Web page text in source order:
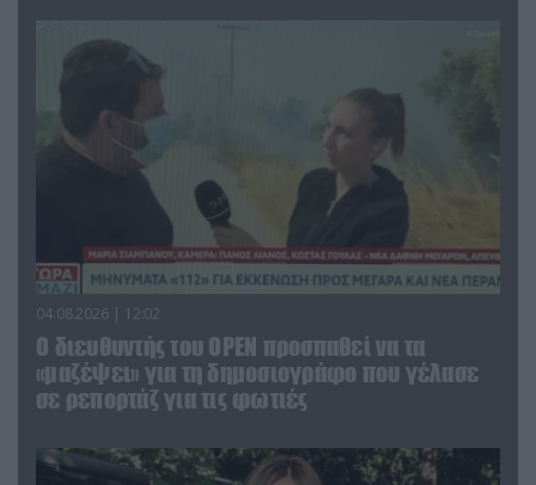
04.08.2026 | 12:02
O διευθυντής του OPEN προσπαθεί να τα
«μαζέψει» για τη δημοσιογράφο που γέλασε
σε ρεπορτάζ για τις φωτιές